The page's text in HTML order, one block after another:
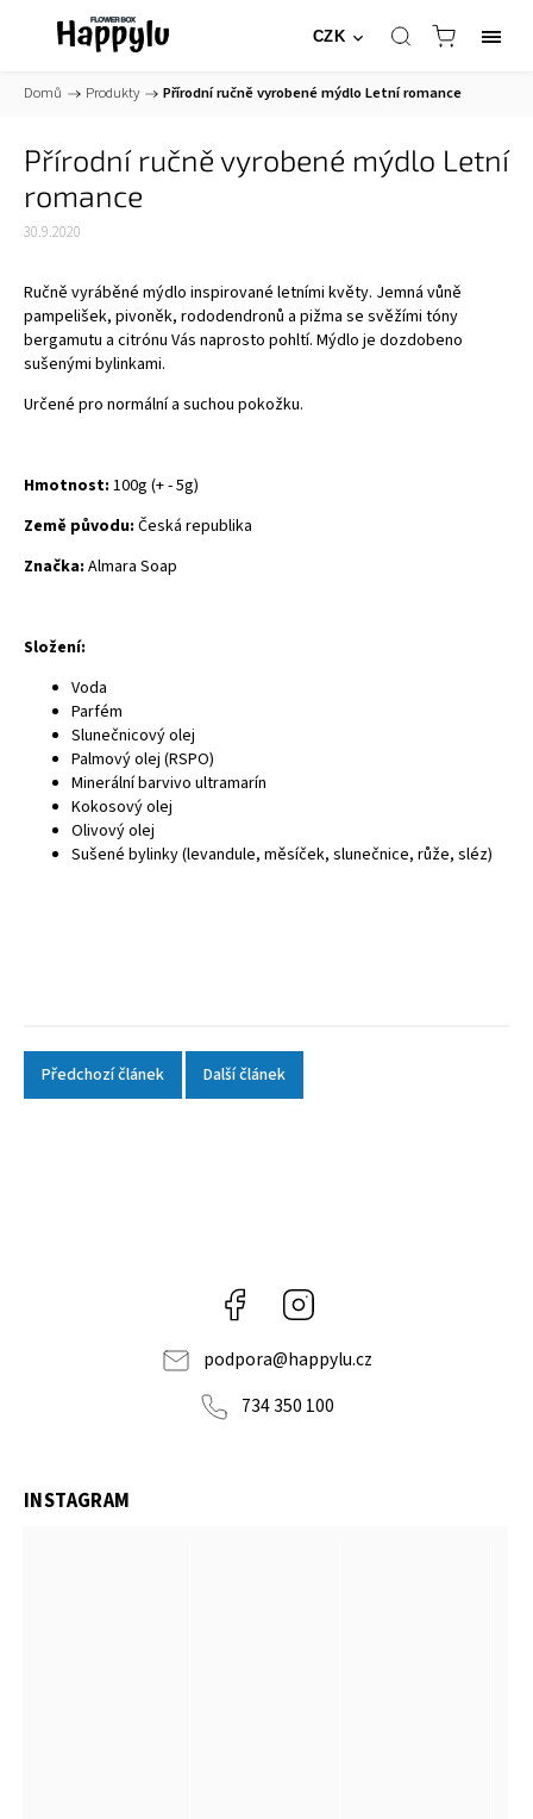
CZK
Domů / Produkty / Přírodní ručně vyrobené mýdlo Letní romance
Přírodní ručně vyrobené mýdlo Letní
romance
30.9.2020
Ručně vyráběné mýdlo inspirované letními květy. Jemná vůně
pampelišek, pivoněk, rododendronů a pižma se svěžími tóny
bergamutu a citrónu Vás naprosto pohltí. Mýdlo je dozdobeno
sušenými bylinkami.
Určené pro normální a suchou pokožku.
Hmotnost: 100g (+ - 5g)
Země původu: Česká republika
Značka: Almara Soap
Složení:
Voda
Parfém
Slunečnicový olej
Palmový olej (RSPO)
Minerální barvivo ultramarín
Kokosový olej
Olivový olej
Sušené bylinky (levandule, měsíček, slunečnice, růže, sléz)
Předchozí článek Další článek
Facebook
podpora@happylu.cz
734 350 100
INSTAGRAM